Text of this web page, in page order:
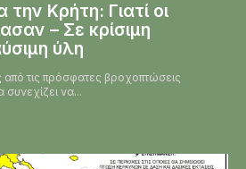
την Κρήτη: Γιατί οι
– Σε κρίσιμη
ύλη
τις πρόσφατες βροχοπτώσεις
συνεχίζει να...